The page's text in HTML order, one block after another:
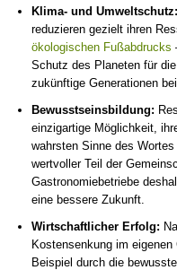
Klima- und Umweltschutz:
reduzieren gezielt ihren
ökologischen Fußabdrucks
Schutz des Planeten für
zukünftige Generationen bei.
Bewusstseinsbildung:
einzigartige Möglichkeit,
wahrsten Sinne des
wertvoller Teil der
Gastronomiebetriebe
eine bessere Zukunft.
Wirtschaftlicher Erfolg:
Kostensenkung im
Beispiel durch die